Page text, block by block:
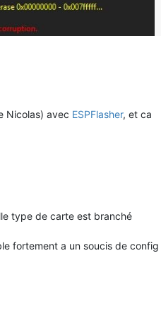
Nicolas) avec ESPFlasher, et ca
type de carte est branché
fortement a un soucis de config